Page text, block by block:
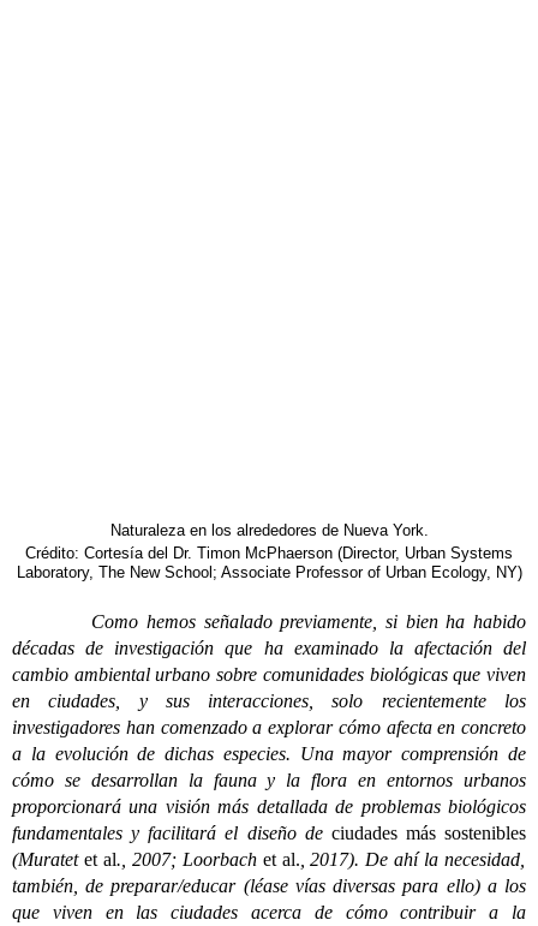
Naturaleza en los alrededores de Nueva York.
Crédito: Cortesía del Dr. Timon McPhaerson (Director, Urban Systems
Laboratory, The New School; Associate Professor of Urban Ecology, NY)
Como hemos señalado previamente, si bien ha habido
décadas de investigación que ha examinado la afectación del
cambio ambiental urbano sobre comunidades biológicas que viven
en ciudades, y sus interacciones, solo recientemente los
investigadores han comenzado a explorar cómo afecta en concreto
a la evolución de dichas especies. Una mayor comprensión de
cómo se desarrollan la fauna y la flora en entornos urbanos
proporcionará una visión más detallada de problemas biológicos
fundamentales y facilitará el diseño de ciudades más sostenibles
(Muratet et al., 2007; Loorbach et al., 2017). De ahí la necesidad,
también, de preparar/educar (léase vías diversas para ello) a los
que viven en las ciudades acerca de cómo contribuir a la